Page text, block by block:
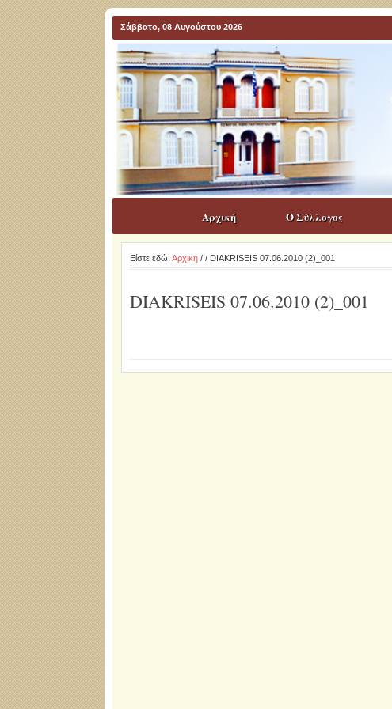
Σάββατο, 08 Αυγούστου 2026
Αρχική Ο Σύλλογος
Είστε εδώ: Αρχική/ / DIAKRISEIS 07.06.2010 (2)_001
DIAKRISEIS 07.06.2010 (2)_001